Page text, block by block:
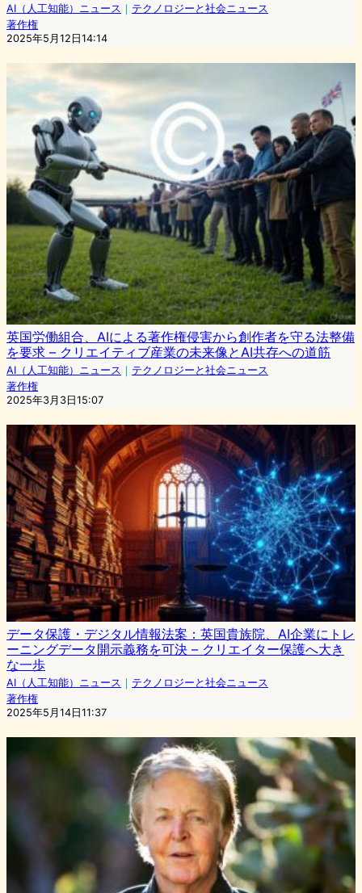
AI（人工知能）ニュース ｜ テクノロジーと社会ニュース
著作権
2025年5月12日14:14
英国労働組合、AIによる著作権侵害から創作者を守る法整備
を要求 – クリエイティブ産業の未来像とAI共存への道筋
AI（人工知能）ニュース ｜ テクノロジーと社会ニュース
著作権
2025年3月3日15:07
データ保護・デジタル情報法案：英国貴族院、AI企業にトレ
ーニングデータ開示義務を可決 – クリエイター保護へ大き
な一歩
AI（人工知能）ニュース ｜ テクノロジーと社会ニュース
著作権
2025年5月14日11:37